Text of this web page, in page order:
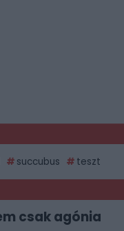
succubus teszt
csak agónia